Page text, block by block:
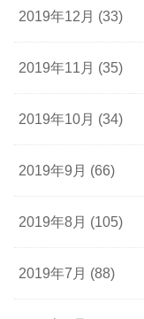
2019年12月 (33)
2019年11月 (35)
2019年10月 (34)
2019年9月 (66)
2019年8月 (105)
2019年7月 (88)